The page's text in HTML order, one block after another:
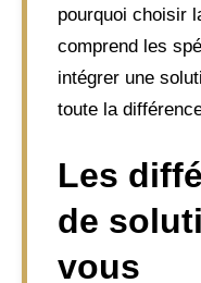
pourquoi choisir
comprend les
intégrer une
toute la
Les
de
vous